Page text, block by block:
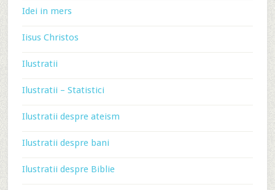
Idei in mers
Iisus Christos
Ilustratii
Ilustratii – Statistici
Ilustratii despre ateism
Ilustratii despre bani
Ilustratii despre Biblie